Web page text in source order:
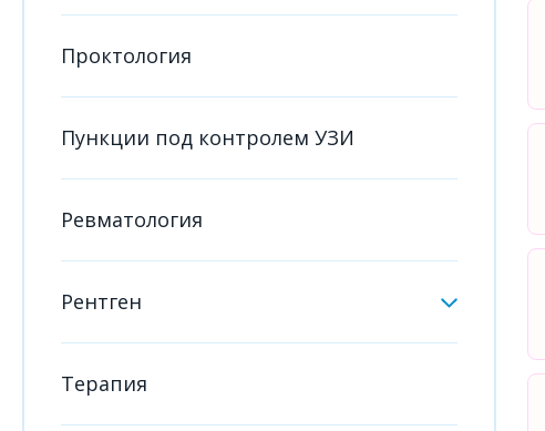
Проктология
Пункции под контролем УЗИ
Ревматология
Рентген
Терапия